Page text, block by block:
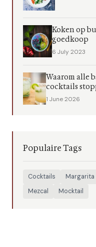
Koken op
goedkoop
6 July 2023
Waarom alle
cocktails
1 June 2026
Populaire Tags
Cocktails Margarita
Mezcal
Mocktail